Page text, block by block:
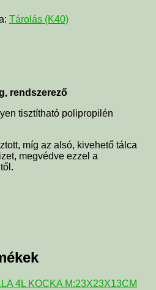
Tárolás (K40)
rendszerező
tisztítható polipropilén
míg az alsó, kivehető tálca
megvédve ezzel a